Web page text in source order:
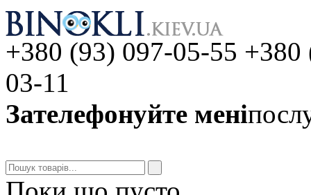
+380 (93) 097-05-55
03-11
Зателефонуйте мені